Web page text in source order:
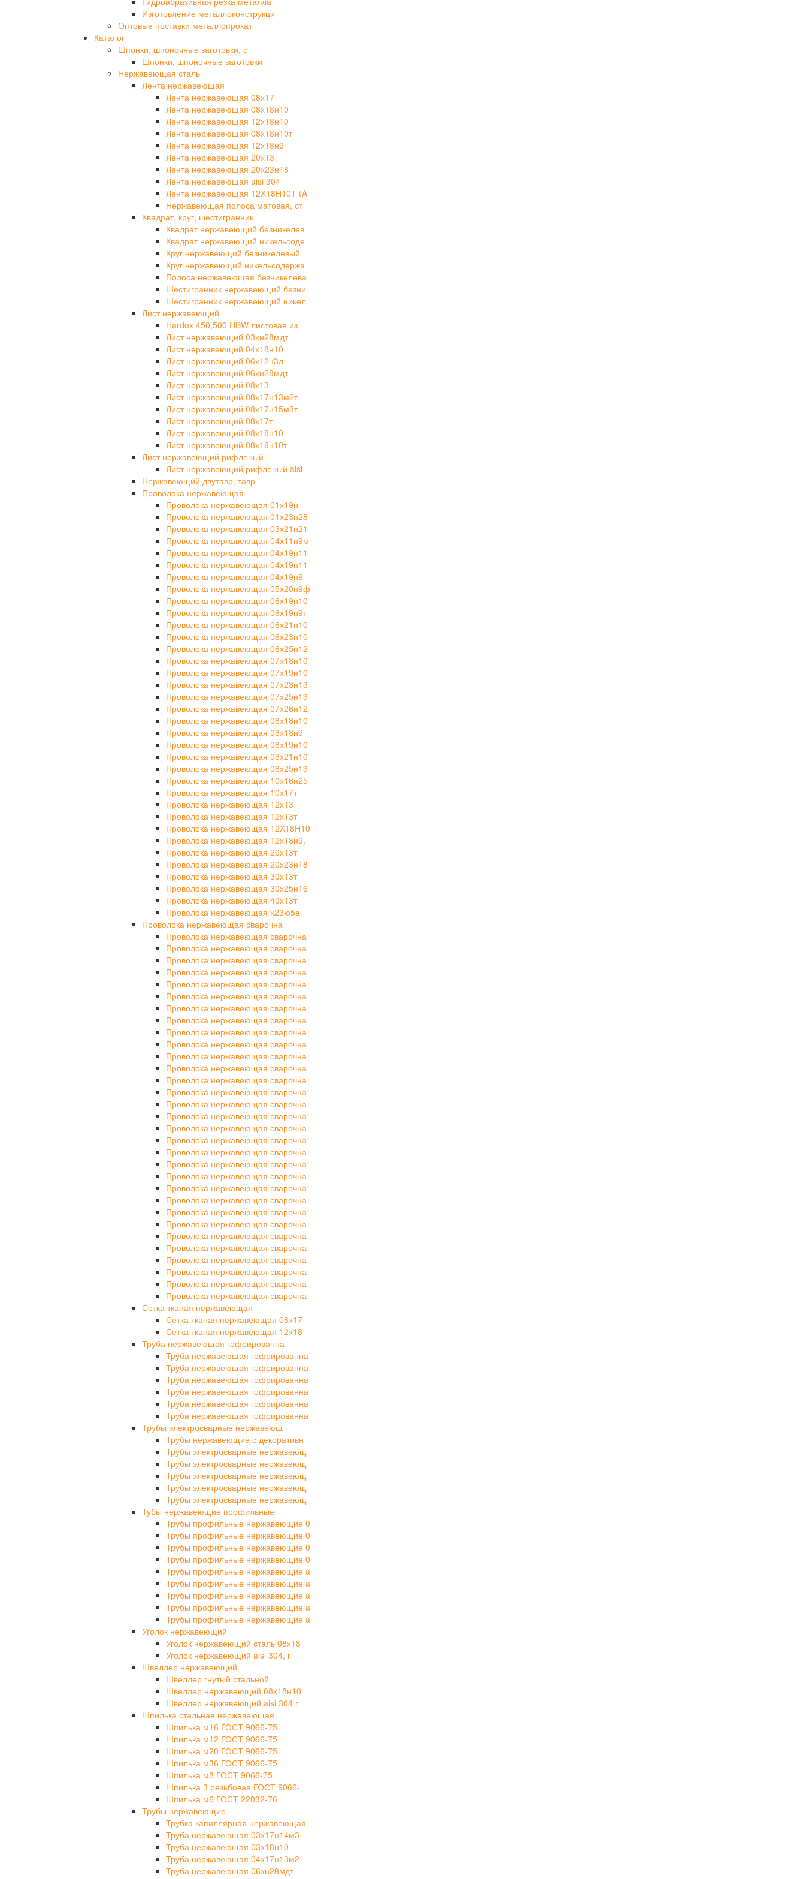
Изготовление металлоконструкци
Оптовые поставки металлопрокат
Каталог
Шпонки, шпоночные заготовки, с
Шпонки, шпоночные заготовки
Нержавеющая сталь
Лента нержавеющая
Лента нержавеющая 08х17
Лента нержавеющая 08х18н10
Лента нержавеющая 12х18н10
Лента нержавеющая 08х18н10т
Лента нержавеющая 12х18н9
Лента нержавеющая 20х13
Лента нержавеющая 20х23н18
Лента нержавеющая aisi 304
Лента нержавеющая 12Х18Н10Т (A
Нержавеющая полоса матовая, ст
Квадрат, круг, шестигранник
Квадрат нержавеющий безникелев
Квадрат нержавеющий никельсоде
Круг нержавеющий безникелевый
Круг нержавеющий никельсодержа
Полоса нержавеющая безникелева
Шестигранник нержавеющий безни
Шестигранник нержавеющий никел
Лист нержавеющий
Hardox 450,500 HBW листовая из
Лист нержавеющий 03хн28мдт
Лист нержавеющий 04х18н10
Лист нержавеющий 06х12н3д
Лист нержавеющий 06хн28мдт
Лист нержавеющий 08х13
Лист нержавеющий 08х17н13м2т
Лист нержавеющий 08х17н15м3т
Лист нержавеющий 08х17т
Лист нержавеющий 08х18н10
Лист нержавеющий 08х18н10т
Лист нержавеющий рифленый
Лист нержавеющий рифленый aisi
Нержавеющий двутавр, тавр
Проволока нержавеющая
Проволока нержавеющая 01х19н
Проволока нержавеющая 01х23н28
Проволока нержавеющая 03х21н21
Проволока нержавеющая 04х11н9м
Проволока нержавеющая 04х19н11
Проволока нержавеющая 04х19н11
Проволока нержавеющая 04х19н9
Проволока нержавеющая 05х20н9ф
Проволока нержавеющая 06х19н10
Проволока нержавеющая 06х19н9т
Проволока нержавеющая 06х21н10
Проволока нержавеющая 06х23н10
Проволока нержавеющая 06х25н12
Проволока нержавеющая 07х18н10
Проволока нержавеющая 07х19н10
Проволока нержавеющая 07х23н13
Проволока нержавеющая 07х25н13
Проволока нержавеющая 07х26н12
Проволока нержавеющая 08х18н10
Проволока нержавеющая 08х18н9
Проволока нержавеющая 08х19н10
Проволока нержавеющая 08х21н10
Проволока нержавеющая 08х25н13
Проволока нержавеющая 10х16н25
Проволока нержавеющая 10х17т
Проволока нержавеющая 12х13
Проволока нержавеющая 12х13т
Проволока нержавеющая 12Х18Н10
Проволока нержавеющая 12х18н9,
Проволока нержавеющая 20х13т
Проволока нержавеющая 20х23н18
Проволока нержавеющая 30х13т
Проволока нержавеющая 30х25н16
Проволока нержавеющая 40х13т
Проволока нержавеющая х23ю5а
Проволока нержавеющая сварочна
Проволока нержавеющая сварочна
Проволока нержавеющая сварочна
Проволока нержавеющая сварочна
Проволока нержавеющая сварочна
Проволока нержавеющая сварочна
Проволока нержавеющая сварочна
Проволока нержавеющая сварочна
Проволока нержавеющая сварочна
Проволока нержавеющая сварочна
Проволока нержавеющая сварочна
Проволока нержавеющая сварочна
Проволока нержавеющая сварочна
Проволока нержавеющая сварочна
Проволока нержавеющая сварочна
Проволока нержавеющая сварочна
Проволока нержавеющая сварочна
Проволока нержавеющая сварочна
Проволока нержавеющая сварочна
Проволока нержавеющая сварочна
Проволока нержавеющая сварочна
Проволока нержавеющая сварочна
Проволока нержавеющая сварочна
Проволока нержавеющая сварочна
Проволока нержавеющая сварочна
Проволока нержавеющая сварочна
Проволока нержавеющая сварочна
Проволока нержавеющая сварочна
Проволока нержавеющая сварочна
Проволока нержавеющая сварочна
Проволока нержавеющая сварочна
Проволока нержавеющая сварочна
Сетка тканая нержавеющая
Сетка тканая нержавеющая 08х17
Сетка тканая нержавеющая 12х18
Труба нержавеющая гофрированна
Труба нержавеющая гофрированна
Труба нержавеющая гофрированна
Труба нержавеющая гофрированна
Труба нержавеющая гофрированна
Труба нержавеющая гофрированна
Труба нержавеющая гофрированна
Трубы электросварные нержавеющ
Трубы нержавеющие с декоративн
Трубы электросварные нержавеющ
Трубы электросварные нержавеющ
Трубы электросварные нержавеющ
Трубы электросварные нержавеющ
Трубы электросварные нержавеющ
Тубы нержавеющие профильные
Трубы профильные нержавеющие 0
Трубы профильные нержавеющие 0
Трубы профильные нержавеющие 0
Трубы профильные нержавеющие 0
Трубы профильные нержавеющие a
Трубы профильные нержавеющие a
Трубы профильные нержавеющие a
Трубы профильные нержавеющие a
Трубы профильные нержавеющие a
Уголок нержавеющий
Уголок нержавеющий сталь 08х18
Уголок нержавеющий aisi 304, г
Швеллер нержавеющий
Швеллер гнутый стальной
Швеллер нержавеющий 08х18н10
Швеллер нержавеющий aisi 304 г
Шпилька стальная нержавеющая
Шпилька м16 ГОСТ 9066-75
Шпилька м12 ГОСТ 9066-75
Шпилька м20 ГОСТ 9066-75
Шпилька м36 ГОСТ 9066-75
Шпилька м8 ГОСТ 9066-75
Шпилька 3 резьбовая ГОСТ 9066-
Шпилька м6 ГОСТ 22032-76
Трубы нержавеющие
Трубка капиллярная нержавеющая
Труба нержавеющая 03х17н14м3
Труба нержавеющая 03х18н10
Труба нержавеющая 04х17н13м2
Труба нержавеющая 06хн28мдт